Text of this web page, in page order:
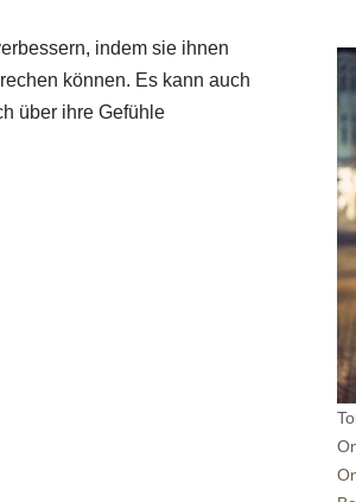
indem sie ihnen
können. Es kann auch
über ihre Gefühle